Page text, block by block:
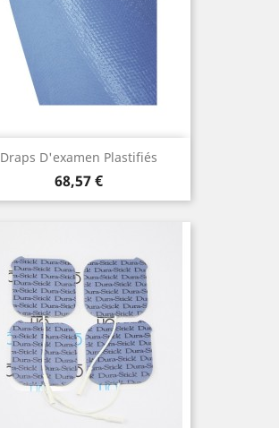
Draps D'examen Plastifiés
Prix
68,57 €